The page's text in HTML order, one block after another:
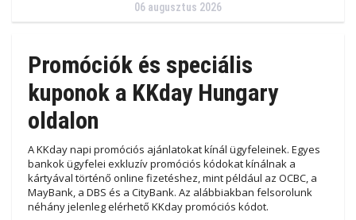
06 augusztus 2026
Promóciók és speciális
kuponok a KKday Hungary
oldalon
A KKday napi promóciós ajánlatokat kínál ügyfeleinek. Egyes
bankok ügyfelei exkluzív promóciós kódokat kínálnak a
kártyával történő online fizetéshez, mint például az OCBC, a
MayBank, a DBS és a CityBank. Az alábbiakban felsorolunk
néhány jelenleg elérhető KKday promóciós kódot.